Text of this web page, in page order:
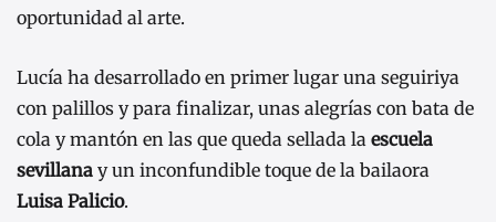
oportunidad al arte.
Lucía ha desarrollado en primer lugar una seguiriya
con palillos y para finalizar, unas alegrías con bata de
cola y mantón en las que queda sellada la escuela
sevillana y un inconfundible toque de la bailaora
Luisa Palicio.